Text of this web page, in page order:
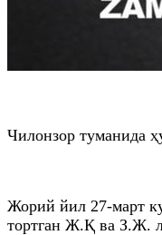
Чилонзор туманида
Жорий йил 27-март
тортган Ж.Қ ва З.Ж.